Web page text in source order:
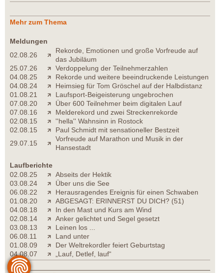
Mehr zum Thema
Meldungen
02.08.26
Rekorde, Emotionen und große Vorfreude auf
das Jubiläum
25.07.26
Verdoppelung der Teilnehmerzahlen
04.08.25
Rekorde und weitere beeindruckende Leistungen
04.08.24
Heimsieg für Tom Gröschel auf der Halbdistanz
01.08.21
Laufsport-Beigeisterung ungebrochen
07.08.20
Über 600 Teilnehmer beim digitalen Lauf
07.08.16
Melderekord und zwei Streckenrekorde
02.08.15
''hella'' Wahnsinn in Rostock
02.08.15
Paul Schmidt mit sensationeller Bestzeit
29.07.15
Vorfreude auf Marathon und Musik in der
Hansestadt
Laufberichte
02.08.25
Abseits der Hektik
03.08.24
Über uns die See
06.08.22
Herausragendes Ereignis für einen Schwaben
01.08.20
ABGESAGT: ERINNERST DU DICH? (51)
04.08.18
In den Mast und Kurs am Wind
02.08.14
Anker gelichtet und Segel gesetzt
03.08.13
Leinen los ...
06.08.11
Land unter
01.08.09
Der Weltrekordler feiert Geburtstag
04.08.07
„Lauf, Detlef, lauf“